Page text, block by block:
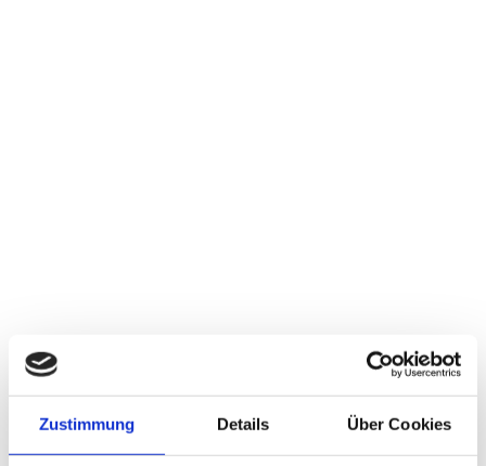
Zustimmung Details Über Cookies